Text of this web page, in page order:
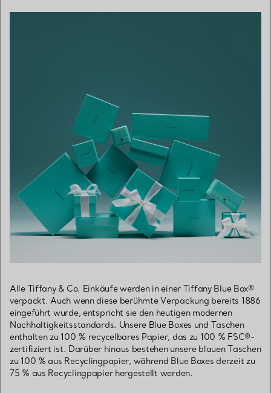
Alle Tiffany & Co. Einkäufe werden in einer Tiffany Blue Box®
verpackt. Auch wenn diese berühmte Verpackung bereits 1886
eingeführt wurde, entspricht sie den heutigen modernen
Nachhaltigkeitsstandards. Unsere Blue Boxes und Taschen
enthalten zu 100 % recycelbares Papier, das zu 100 % FSC®-
zertifiziert ist. Darüber hinaus bestehen unsere blauen Taschen
zu 100 % aus Recyclingpapier, während Blue Boxes derzeit zu
75 % aus Recyclingpapier hergestellt werden.